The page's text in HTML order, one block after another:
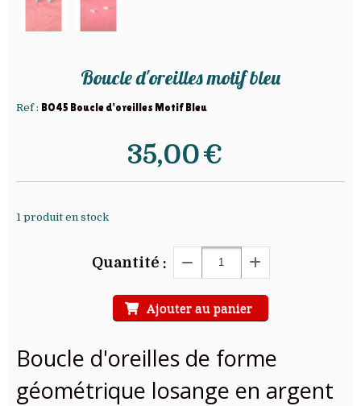
Boucle d'oreilles motif bleu
Ref : BO45 Boucle d'oreilles Motif Bleu
35,00€
1 produit en stock
Quantité :
Ajouter au panier
Boucle d'oreilles de forme
géométrique losange en argent